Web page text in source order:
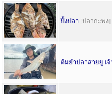
ปิ้งปลา [ปลากะพง]
ต้มยำปลาสายยู เจ้